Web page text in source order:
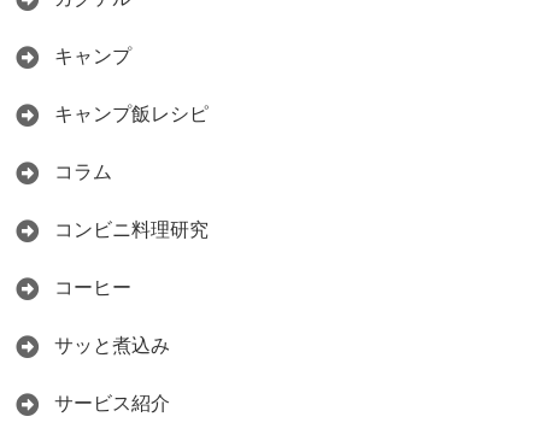
キャンプ
キャンプ飯レシピ
コラム
コンビニ料理研究
コーヒー
サッと煮込み
サービス紹介